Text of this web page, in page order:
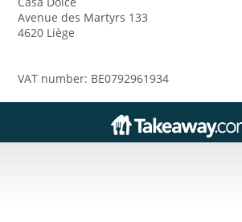
Avenue des Martyrs 133
4620 Liège
VAT number: BE0792961934